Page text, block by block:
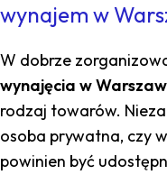
wynajem w
W dobrze
wynajęcia w
rodzaj towarów.
osoba prywatna, czy
powinien być